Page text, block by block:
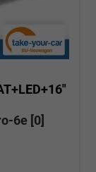
6e [0]